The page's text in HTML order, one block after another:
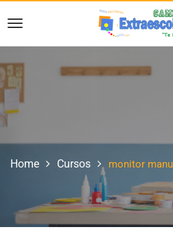
Home Cursos monitor